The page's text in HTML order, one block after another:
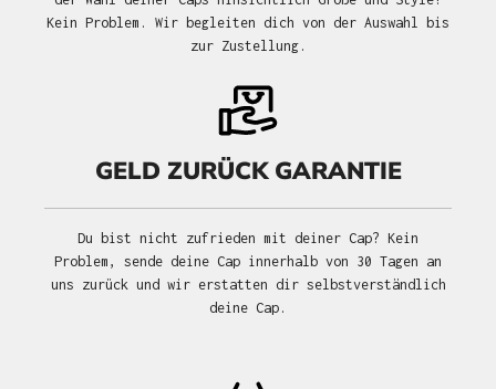
Kein Problem. Wir begleiten dich von der Auswahl bis
zur Zustellung.
GELD ZURÜCK GARANTIE
Du bist nicht zufrieden mit deiner Cap? Kein
Problem, sende deine Cap innerhalb von 30 Tagen an
uns zurück und wir erstatten dir selbstverständlich
deine Cap.